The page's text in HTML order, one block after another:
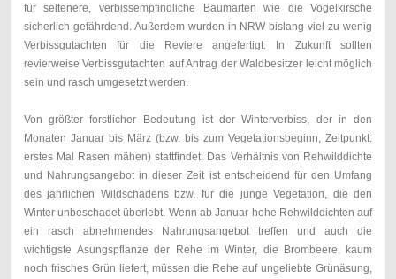
für seltenere, verbissempfindliche Baumarten wie die Vogelkirsche
sicherlich gefährdend. Außerdem wurden in NRW bislang viel zu wenig
Verbissgutachten für die Reviere angefertigt. In Zukunft sollten
revierweise Verbissgutachten auf Antrag der Waldbesitzer leicht möglich
sein und rasch umgesetzt werden.
Von größter forstlicher Bedeutung ist der Winterverbiss, der in den
Monaten Januar bis März (bzw. bis zum Vegetationsbeginn, Zeitpunkt:
erstes Mal Rasen mähen) stattfindet. Das Verhältnis von Rehwilddichte
und Nahrungsangebot in dieser Zeit ist entscheidend für den Umfang
des jährlichen Wildschadens bzw. für die junge Vegetation, die den
Winter unbeschadet überlebt. Wenn ab Januar hohe Rehwilddichten auf
ein rasch abnehmendes Nahrungsangebot treffen und auch die
wichtigste Äsungspflanze der Rehe im Winter, die Brombeere, kaum
noch frisches Grün liefert, müssen die Rehe auf ungeliebte Grünäsung,